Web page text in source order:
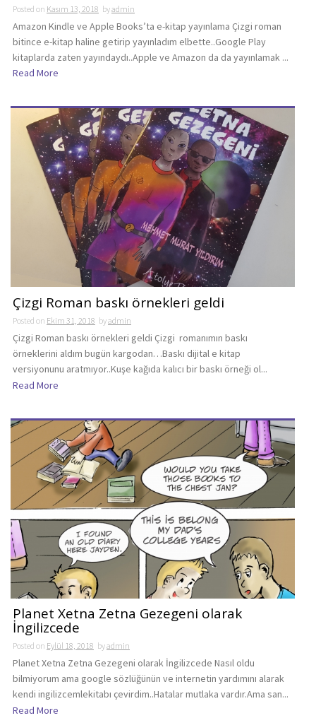
Posted on Kasım 13, 2018 byadmin
Amazon Kindle ve Apple Books’ta e-kitap yayınlama Çizgi roman
bitince e-kitap haline getirip yayınladım elbette..Google Play
kitaplarda zaten yayındaydı..Apple ve Amazon da da yayınlamak ...
Read More
Çizgi Roman baskı örnekleri geldi
Posted on Ekim 31, 2018 byadmin
Çizgi Roman baskı örnekleri geldi Çizgi romanımın baskı
örneklerini aldım bugün kargodan…Baskı dijital e kitap
versiyonunu aratmıyor..Kuşe kağıda kalıcı bir baskı örneği ol...
Read More
Planet Xetna Zetna Gezegeni olarak
İngilizcede
Posted on Eylül 18, 2018 byadmin
Planet Xetna Zetna Gezegeni olarak İngilizcede Nasıl oldu
bilmiyorum ama google sözlüğünün ve internetin yardımını alarak
kendi ingilizcemlekitabı çevirdim..Hatalar mutlaka vardır.Ama san...
Read More